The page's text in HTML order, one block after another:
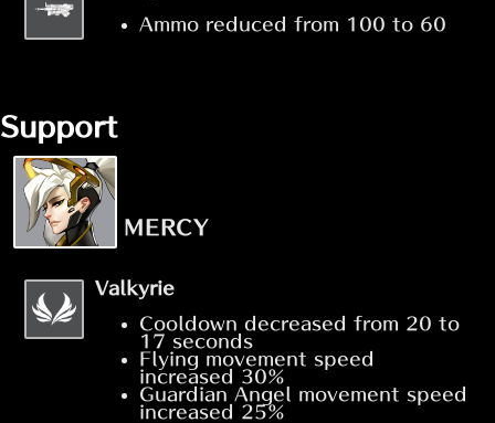
Ammo reduced from 100 to 60
Support
MERCY
Valkyrie
Cooldown decreased from 20 to
17 seconds
Flying movement speed
increased 30%
Guardian Angel movement speed
increased 25%